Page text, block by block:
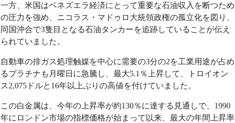
一方、米国はベネズエラ経済にとって重要な石油収入を断つため
の圧力を強め、ニコラス・マドゥロ大統領政権の孤立化を図り、
同国沖合で3隻目となる石油タンカーを追跡していることが伝え
られていました。
自動車の排ガス処理触媒を中心に需要の3分の2を工業用途が占め
るプラチナも月曜日に急騰し、最大5.1％上昇して、トロイオン
ス2,075ドルと16年以上ぶりの高値を付けていました。
この白金属は、今年の上昇率が約130％に達する見通しで、1990
年にロンドン市場の指標価格が始まって以来、最大の年間上昇率